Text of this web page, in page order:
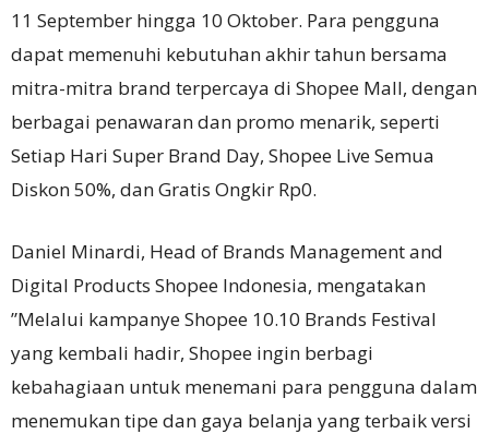
11 September hingga 10 Oktober. Para pengguna
dapat memenuhi kebutuhan akhir tahun bersama
mitra-mitra brand terpercaya di Shopee Mall, dengan
berbagai penawaran dan promo menarik, seperti
Setiap Hari Super Brand Day, Shopee Live Semua
Diskon 50%, dan Gratis Ongkir Rp0.
Daniel Minardi, Head of Brands Management and
Digital Products Shopee Indonesia, mengatakan
”Melalui kampanye Shopee 10.10 Brands Festival
yang kembali hadir, Shopee ingin berbagi
kebahagiaan untuk menemani para pengguna dalam
menemukan tipe dan gaya belanja yang terbaik versi